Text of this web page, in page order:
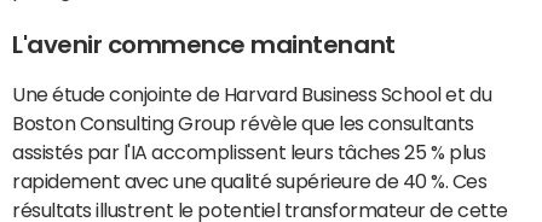
L'avenir commence maintenant
Une étude conjointe de Harvard Business School et du
Boston Consulting Group révèle que les consultants
assistés par l'IA accomplissent leurs tâches 25 % plus
rapidement avec une qualité supérieure de 40 %. Ces
résultats illustrent le potentiel transformateur de cette